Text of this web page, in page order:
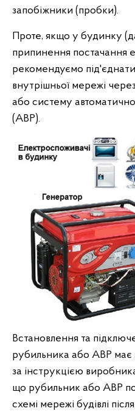
запобіжники (пробки).
Проте, якщо у будинку
припинення постачання
рекомендуємо
внутрішньої мережі
або систему
(АВР).
Встановлення та
рубильника або АВР має
за інструкцією
що рубильник або АВР
схемі мережі будівлі